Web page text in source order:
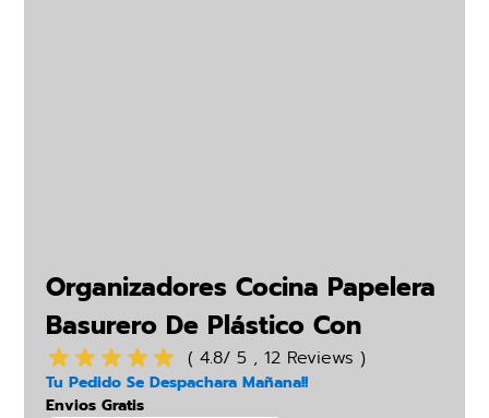
Organizadores Cocina Papelera
Basurero De Plástico Con
Botón
( 4.8/ 5 , 12 Reviews )
Tu Pedido Se Despachara Mañana!!
Envios Gratis